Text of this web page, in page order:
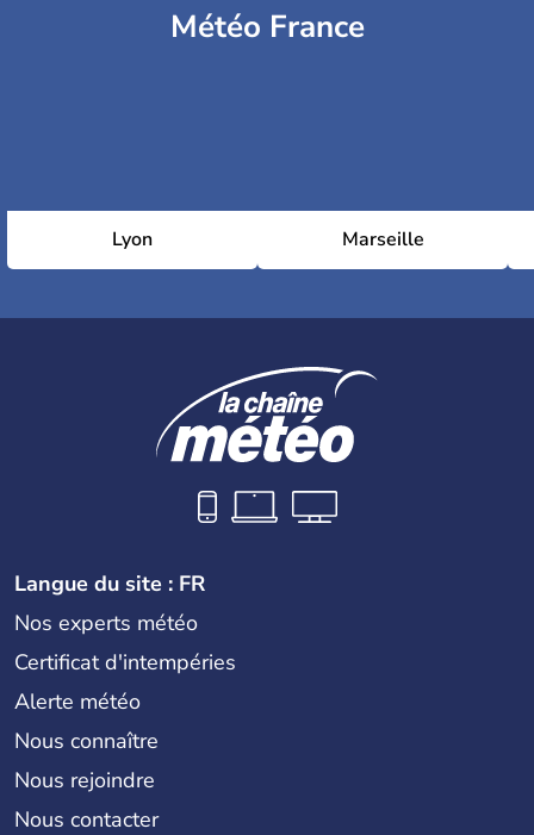
Météo France
Lyon Marseille
Langue du site : FR
Nos experts météo
Certificat d'intempéries
Alerte météo
Nous connaître
Nous rejoindre
Nous contacter